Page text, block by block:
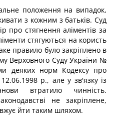
положення на випадок,
з кожним з батьків. Суд
про стягнення аліментів за
стягуються на користь
правило було закріплено в
Верховного Суду України №
деяких норм Кодексу про
p., але у зв'язку із
втратило чинність.
не закріплене,
йти таким шляхом.